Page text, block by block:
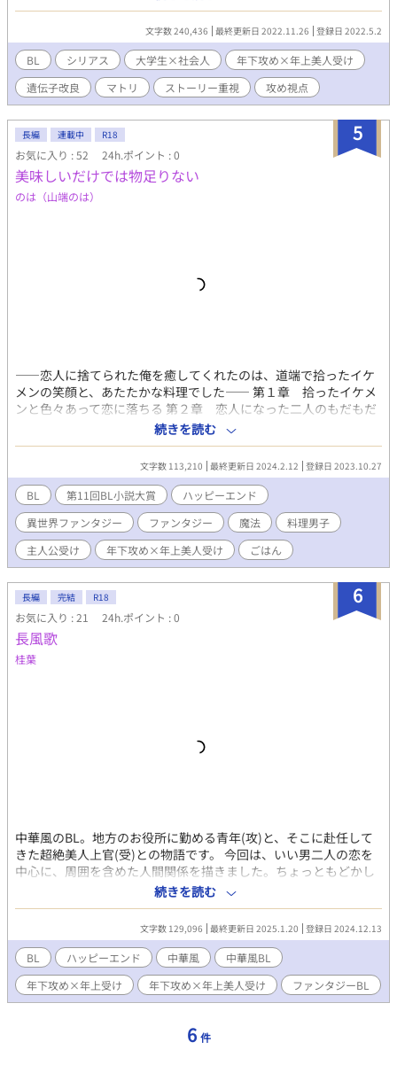
魔法の薬―― 兄の死に疑問を抱いた群司は、独自にその噂につい
て調べるうちに、ある製薬会社の存在へとたどり着く。 真相を探
るため、研究アシスタントとして会社に潜りこんだ群司はそこで
ひとりの男と出会い、やがて、人類社会を揺るがす陰謀へと巻き
こまれていく――
文字数 240,436 最終更新日 2022.11.26 登録日 2022.5.2
BL シリアス 大学生×社会人
年下攻め×年上美人受け
遺伝子改良
マトリ ストーリー重視 攻め視点
5
長編 連載中 R18
お気に入り : 52 24h.ポイント : 0
美味しいだけでは物足りない
のは（山端のは）
――恋人に捨てられた俺を癒してくれたのは、道端で拾ったイケ
メンの笑顔と、あたたかな料理でした―― 第１章 拾ったイケメ
ンと色々あって恋に落ちる 第２章 恋人になった二人のもだもだ
第３章 イチャラブメイン と続く予定です。 R18ですが、メイ
ンじゃないです。むしろそこまで遠いです。 表紙のオーレンとナ
ジュアムはまめさん（@mamedanuki_bl）から頂いたものです。
小説家になろうにも掲載しております
続きを読む
文字数 113,210 最終更新日 2024.2.12 登録日 2023.10.27
BL 第11回BL小説大賞
ハッピーエンド
異世界ファンタジー
ファンタジー 魔法
料理男子
主人公受け
年下攻め×年上美人受け ごはん
6
長編 完結 R18
お気に入り : 21 24h.ポイント : 0
長風歌
桂葉
中華風のBL。地方のお役所に勤める青年(攻)と、そこに赴任して
きた超絶美人上官(受)との物語です。 今回は、いい男二人の恋を
中心に、周囲を含めた人間関係を描きました。ちょっともどかし
くて、でも最後はハッピーエンドです。 ※時代考証については、
雰囲気に合う要素をいろんな時代からひっぱって来ていますの
で、彼の国の史実からは程遠いです。
続きを読む
文字数 129,096 最終更新日 2025.1.20 登録日 2024.12.13
BL ハッピーエンド 中華風
中華風BL
年下攻め×年上受け
年下攻め×年上美人受け ファンタジーBL
6 件